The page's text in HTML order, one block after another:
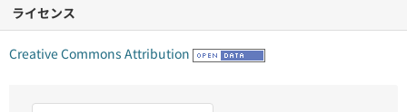
ライセンス
Creative Commons Attribution